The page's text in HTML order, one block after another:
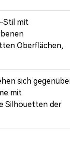
Stil mit
Oberflächen,
sich
mit
Silhouetten der
KI-